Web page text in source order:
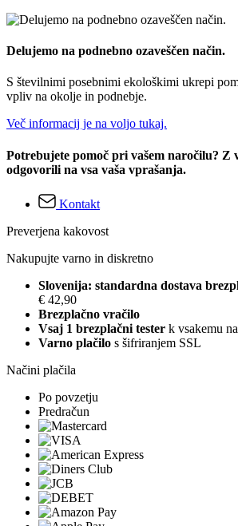
Delujemo na podnebno ozaveščen način.
S številnimi posebnimi ekološkimi ukrepi
vpliv na okolje in podnebje.
Več informacij je na voljo tukaj.
Potrebujete pomoč pri vašem naročilu? Z
odgovorili na vsa vaša vprašanja.
Kontakt
Preverjena kakovost
Nakupujte varno in diskretno
Slovenija: standardna dostava
€ 42,90
Brezplačno vračilo
Vsaj 1 brezplačni tester k vsakemu
Varno plačilo s šifriranjem SSL
Načini plačila
Po povzetju
Predračun